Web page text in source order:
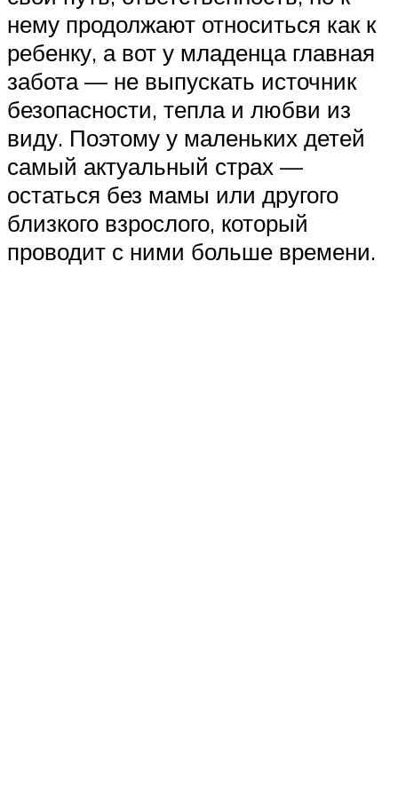
нему продолжают относиться как к
ребенку, а вот у младенца главная
забота — не выпускать источник
безопасности, тепла и любви из
виду. Поэтому у маленьких детей
самый актуальный страх —
остаться без мамы или другого
близкого взрослого, который
проводит с ними больше времени.